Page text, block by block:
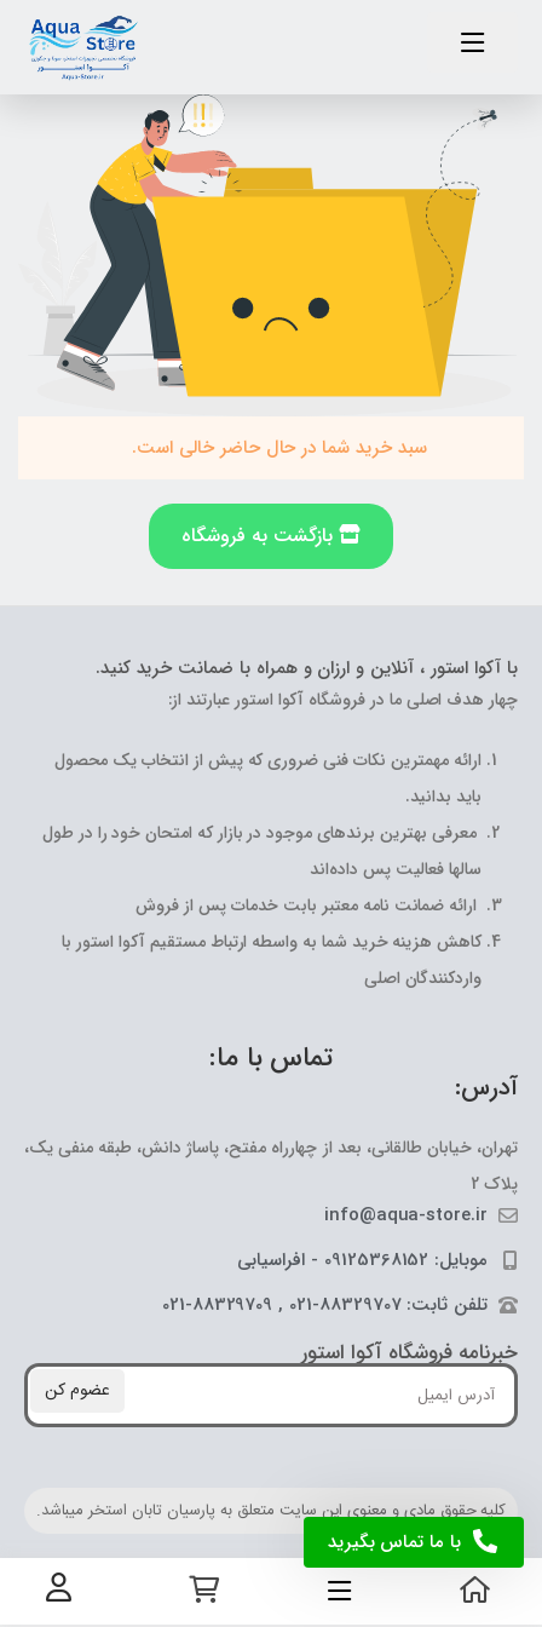
سبد خرید شما در حال حاضر خالی است.
بازگشت به فروشگاه
با آکوا استور ، آنلاین و ارزان و همراه با ضمانت خرید کنید.
چهار هدف اصلی ما در فروشگاه آکوا استور عبارتند از:
ارائه مهمترین نکات فنی ضروری که پیش از انتخاب یک محصول
باید بدانید.
معرفی بهترین برندهای موجود در بازار که امتحان خود را در طول
سالها فعالیت پس داده‌اند
ارائه ضمانت نامه معتبر بابت خدمات پس از فروش
کاهش هزینه خرید شما به واسطه ارتباط مستقیم آکوا استور با
واردکنندگان اصلی
تماس با ما:
آدرس:
تهران، خیابان طالقانی، بعد از چهارراه مفتح، پاساژ دانش، طبقه منفی یک،
پلاک 2
info@aqua-store.ir
موبایل: 09125368152 - افراسیابی
تلفن ثابت: 88329707-021 , 88329709-021
خبرنامه فروشگاه آکوا استور
عضوم کن
کلیه حقوق مادی و معنوی این سایت متعلق به پارسیان تابان استخر میباشد.
با ما تماس بگیرید